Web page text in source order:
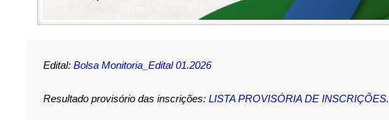
Edital: Bolsa Monitoria_Edital 01.2026
Resultado provisório das inscrições: LISTA PROVISÓRIA DE INSCRIÇÕES.